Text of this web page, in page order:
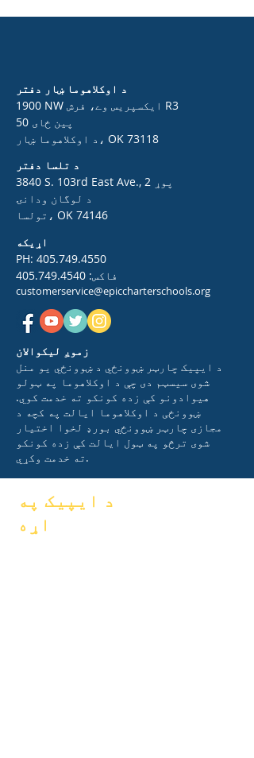
د اوکلاهوما ښار دفتر
1900 NW ایکسپریس وے، فرش R3
50 پین ځای
د اوکلاهوما ښار، OK 73118
د تلسا دفتر
3840 S. 103rd East Ave., 2 پوړ
د لوگان ودانۍ
تولسا، OK 74146
اړیکه
PH: 405.749.4550
فاکس: 405.749.4540
customerservice@epiccharterschools.org
زموږ لیکوالان
د ایپیک چارټر ښوونځي د ښوونځي یو منل
شوی سیسټم دی چې د اوکلاهوما په ټولو
هیوادونو کې زده کونکو ته خدمت کوي.
ښوونځی د اوکلاهوما ایالت په کچه د
مجازی چارټر ښوونځي بورډ لخوا اختیار
شوی ترڅو په ټول ایالت کې زده کونکو
ته خدمت وکړي.
د ایپیک په
اړه